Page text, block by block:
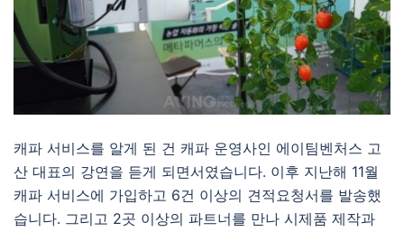
캐파 서비스를 알게 된 건 캐파 운영사인 에이팀벤처스 고
산 대표의 강연을 듣게 되면서였습니다. 이후 지난해 11월
캐파 서비스에 가입하고 6건 이상의 견적요청서를 발송했
습니다. 그리고 2곳 이상의 파트너를 만나 시제품 제작과